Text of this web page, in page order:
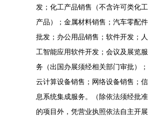
发；化工产品销售（不含许可类化工
产品）；金属材料销售；汽车零配件
批发；办公用品销售；软件开发；人
工智能应用软件开发；会议及展览服
务（出国办展须经相关部门审批）；
云计算设备销售；网络设备销售；信
息系统集成服务。（除依法须经批准
的项目外，凭营业执照依法自主开展